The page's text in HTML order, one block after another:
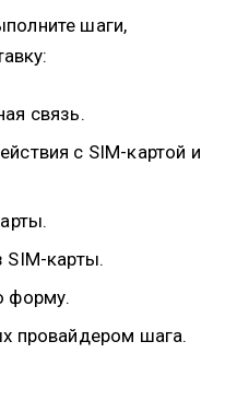
шаги,
связь.
с SIM-картой и
карты.
форму.
провайдером шага.